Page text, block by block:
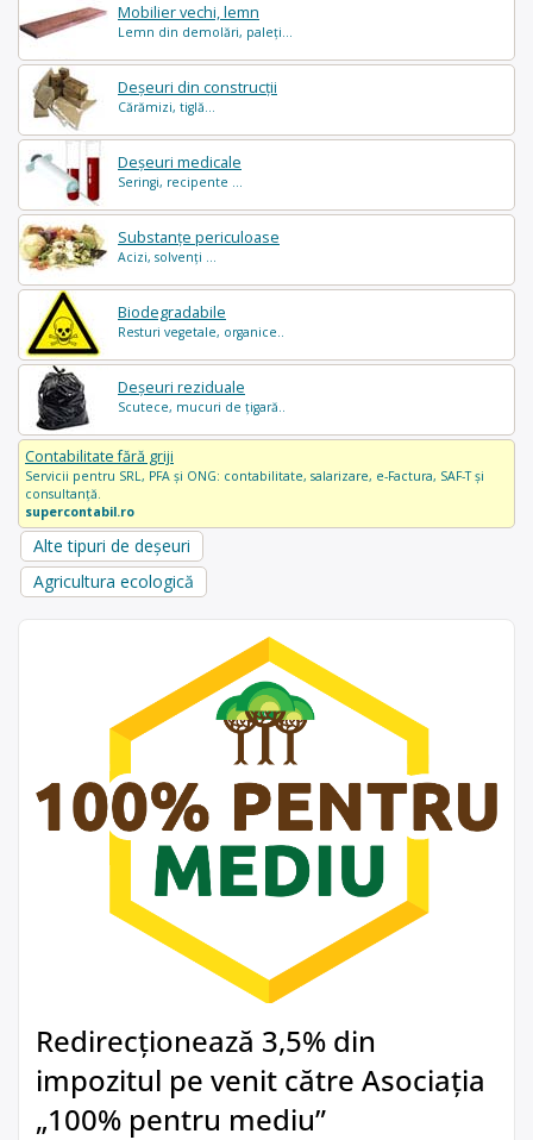
Mobilier vechi, lemn
Lemn din demolări, paleți...
Deșeuri din construcții
Cărămizi, tiglă...
Deșeuri medicale
Seringi, recipente ...
Substanțe periculoase
Acizi, solvenți ...
Biodegradabile
Resturi vegetale, organice..
Deșeuri reziduale
Scutece, mucuri de țigară..
Contabilitate fără griji
Servicii pentru SRL, PFA și ONG: contabilitate, salarizare, e-Factura, SAF-T și
consultanță.
supercontabil.ro
Alte tipuri de deșeuri
Agricultura ecologică
Redirecționează 3,5% din
impozitul pe venit către Asociația
„100% pentru mediu”